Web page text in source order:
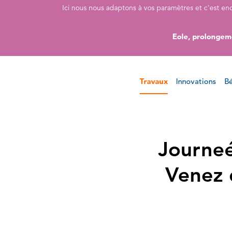
Accéder directement au contenu de la page
Accéder à la navigation principale
Accéder à la rechercheIci nous nous adaptons à vos paramètres et c'est
Eole,
Travaux Innovations